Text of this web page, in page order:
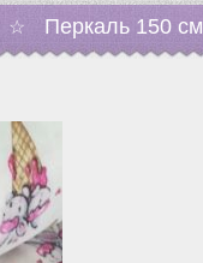
☆ Перкаль 150 см